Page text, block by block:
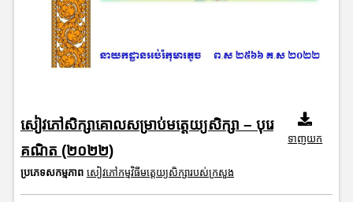
សៀវភៅសិក្សាគោលសម្រាប់មត្តេយ្យសិក្សា – បុរេ
គណិត (២០២២)
ប្រភេទសកម្មភាព សៀវភៅកម្មវិធីមត្តេយ្យសិក្សារបស់ក្រសួង
ទាញយក